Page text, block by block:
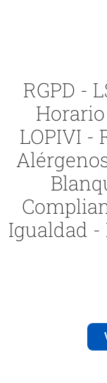
RGPD -
LOPIVI -
Igualdad